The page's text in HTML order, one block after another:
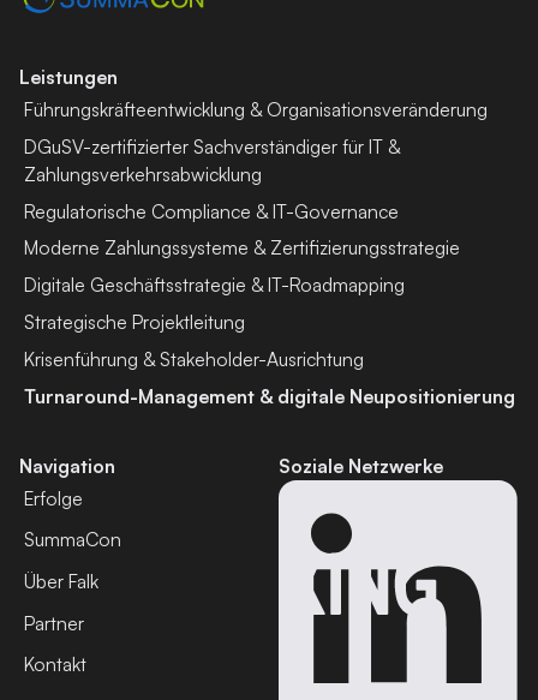
Navigation
Erfolge
SummaCon
Über Falk
Partner
Kontakt
Leistungen
Führungskräfte­entwicklung & Organisationsveränderung
DGuSV-zertifizierter Sachverständiger für IT &
Zahlungsverkehrsabwicklung
Regulatorische Compliance & IT-Governance
Moderne Zahlungssysteme & Zertifizierungsstrategie
Digitale Geschäftsstrategie & IT-Roadmapping
Strategische Projektleitung
Krisenführung & Stakeholder-Ausrichtung
Turnaround-Management & digitale Neupositionierung
Soziale Netzwerke